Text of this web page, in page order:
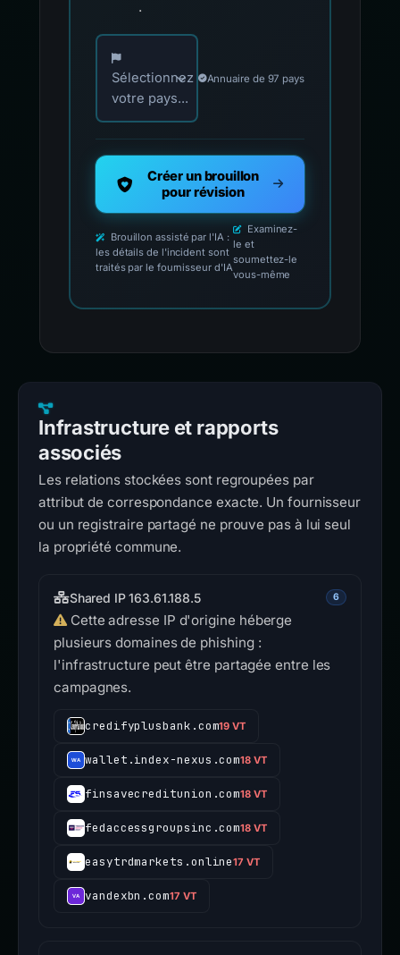
.
Choisissez votre pays pour les contacts
Sélectionnez
votre pays...
Annuaire de 97 pays
Créer un brouillon
pour révision
Brouillon assisté par l'IA :
les détails de l'incident sont
traités par le fournisseur d'IA
Examinez-
le et
soumettez-le
vous-même
Infrastructure et rapports
associés
Les relations stockées sont regroupées par
attribut de correspondance exacte. Un fournisseur
ou un registraire partagé ne prouve pas à lui seul
la propriété commune.
Shared IP 163.61.188.5 6
Cette adresse IP d'origine héberge
plusieurs domaines de phishing :
l'infrastructure peut être partagée entre les
campagnes.
credifyplusbank.com19 VT
wallet.index-nexus.com18 VT
finsavecreditunion.com18 VT
fedaccessgroupsinc.com18 VT
easytrdmarkets.online17 VT
vandexbn.com17 VT